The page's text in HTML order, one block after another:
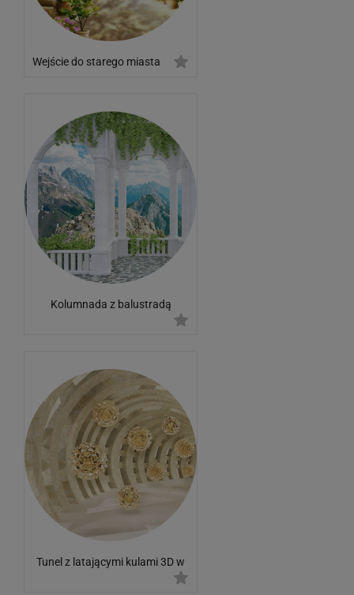
Wejście do starego miasta
Kolumnada z balustradą
Tunel z latającymi kulami 3D w